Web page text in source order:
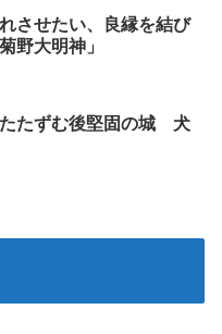
させたい、良縁を結び
野大明神」
たずむ後堅固の城 犬